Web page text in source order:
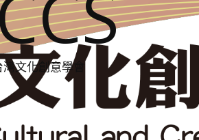
灣文化創意學會